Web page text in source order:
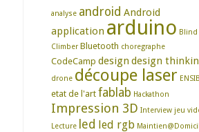
analyse android Android
application arduino Blind
Climber Bluetooth choregraphe
CodeCamp design design
drone découpe laser
etat de l'art fablab Hackathon
Impression 3D Interview jeu
Lecture
led led rgb